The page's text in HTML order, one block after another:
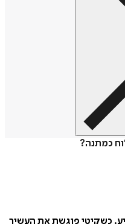
כמתנה?
כשקיטי פוגשת את העשיר